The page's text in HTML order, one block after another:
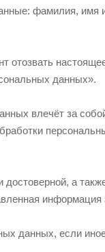
фамилия, имя
данных».
влечёт за
а
данных, если